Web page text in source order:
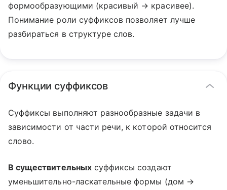
формообразующими (красивый → красивее).
Понимание роли суффиксов позволяет лучше
разбираться в структуре слов.
Функции суффиксов
Суффиксы выполняют разнообразные задачи в
зависимости от части речи, к которой относится
слово.
В существительныхсуффиксы создают
уменьшительно-ласкательные формы (дом →